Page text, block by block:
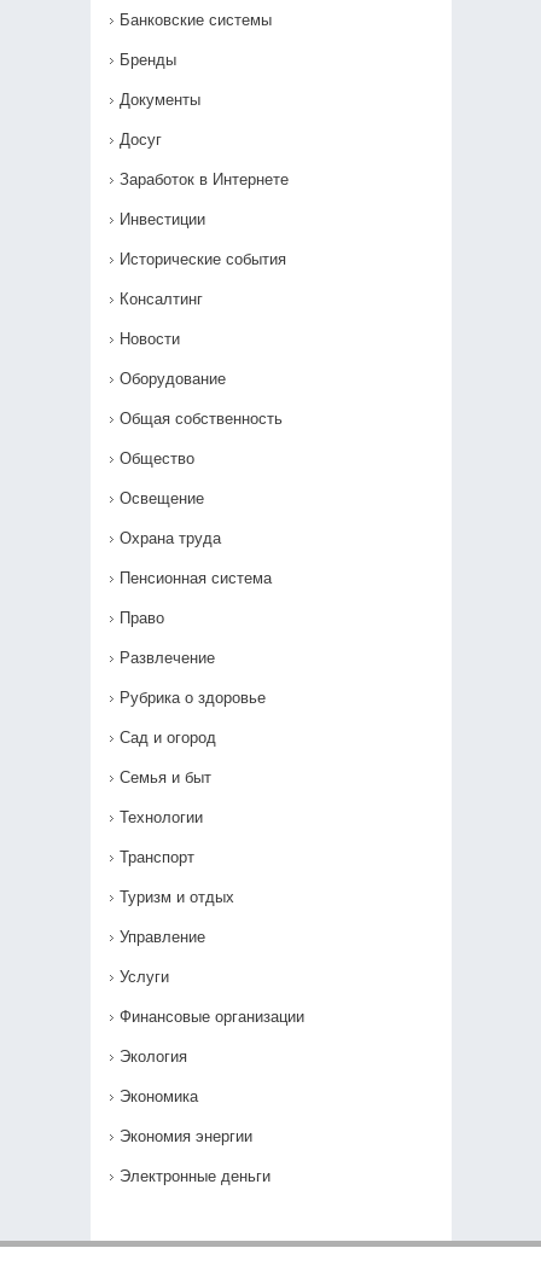
Банковские системы
Бренды
Документы
Досуг
Заработок в Интернете
Инвестиции
Исторические события
Консалтинг
Новости
Оборудование
Общая собственность
Общество
Освещение
Охрана труда
Пенсионная система
Право
Развлечение
Рубрика о здоровье
Сад и огород
Семья и быт
Технологии
Транспорт
Туризм и отдых
Управление
Услуги
Финансовые организации
Экология
Экономика
Экономия энергии
Электронные деньги